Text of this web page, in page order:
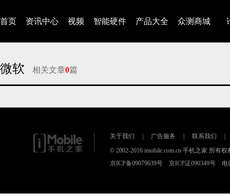
首页 资讯中心 视频 智能硬件 产品大全 众测商城
微软 相关文章0篇
关于我们 广告服务 联系我们
© 2002-2016 imobile.com.cn 手机之家 所有权
京ICP备09079639号 京ICP证090349号 电